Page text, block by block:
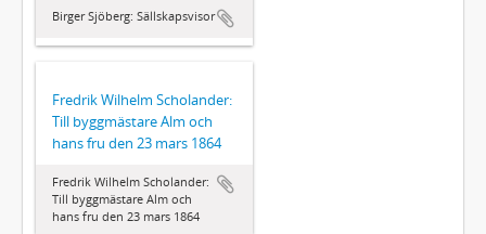
Birger Sjöberg: Sällskapsvisor
Fredrik Wilhelm Scholander:
Till byggmästare Alm och
hans fru den 23 mars 1864
Fredrik Wilhelm Scholander:
Till byggmästare Alm och
hans fru den 23 mars 1864